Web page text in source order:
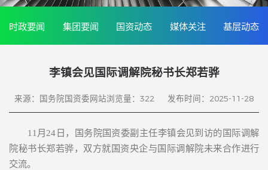
时政要闻 集团要闻 国资动态 媒体关注 基层动态
李镇会见国际调解院秘书长郑若骅
来源：国务院国资委网站浏览量：322 发布时间：2025-11-28
11月24日，国务院国资委副主任李镇会见到访的国际调解
院秘书长郑若骅，双方就国资央企与国际调解院未来合作进行
交流。